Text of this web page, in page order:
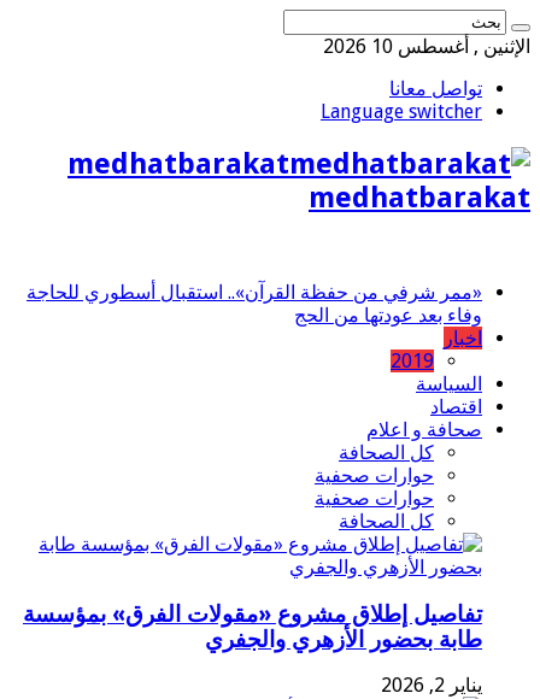
الإثنين , أغسطس 10 2026
تواصل معانا
Language switcher
medhatbarakat
medhatbarakat
«ممر شرفي من حفظة القرآن».. استقبال أسطوري للحاجة
وفاء بعد عودتها من الحج
اخبار
2019
السياسة
اقتصاد
صحافة و اعلام
كل الصحافة
حوارات صحفية
حوارات صحفية
كل الصحافة
تفاصيل إطلاق مشروع «مقولات الفرق» بمؤسسة
طابة بحضور الأزهري والجفري
يناير 2, 2026